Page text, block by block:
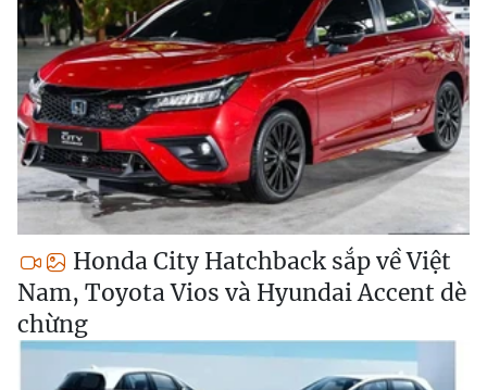
Honda City Hatchback sắp về Việt
Nam, Toyota Vios và Hyundai Accent dè
chừng